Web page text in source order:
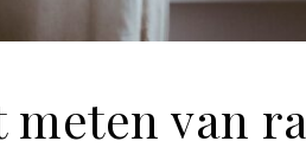
meten van